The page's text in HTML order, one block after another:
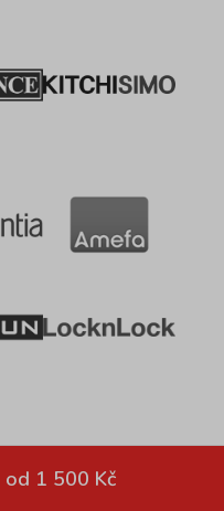
od 1 500 Kč